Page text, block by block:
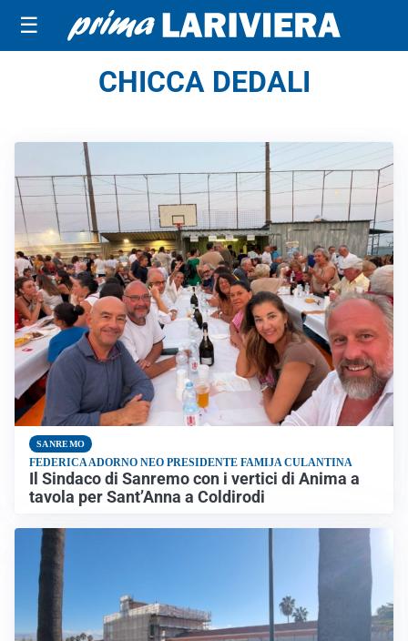
☰
CHICCA DEDALI
SANREMO
FEDERICA ADORNO NEO PRESIDENTE FAMIJA CULANTINA
Il Sindaco di Sanremo con i vertici di Anima a
tavola per Sant’Anna a Coldirodi